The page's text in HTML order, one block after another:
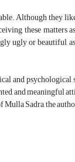
Although they,
these matters
ugly or beautiful,
and
and meaningful
Sadra, the